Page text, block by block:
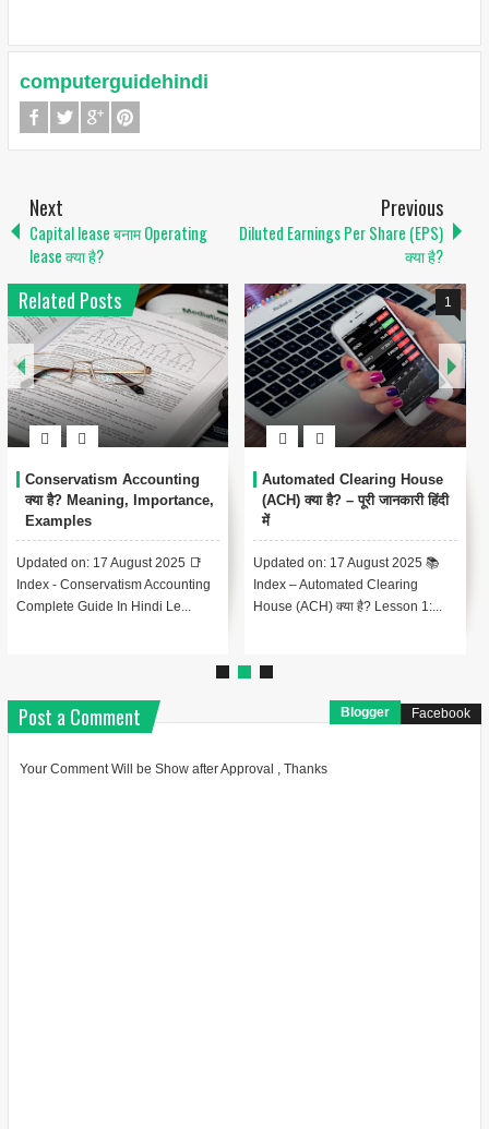
computerguidehindi
Next
Capital lease बनाम Operating
lease क्या है?
Previous
Diluted Earnings Per Share (EPS)
क्या है?
Related Posts
Conservatism Accounting
क्या है? Meaning, Importance,
Examples
Updated on: 17 August 2025 📑
Index - Conservatism Accounting
Complete Guide In Hindi Le...
1
Automated Clearing House
(ACH) क्या है? – पूरी जानकारी हिंदी
में
Updated on: 17 August 2025 📚
Index – Automated Clearing
House (ACH) क्या है? Lesson 1:...
Post a Comment Blogger Facebook
Your Comment Will be Show after Approval , Thanks